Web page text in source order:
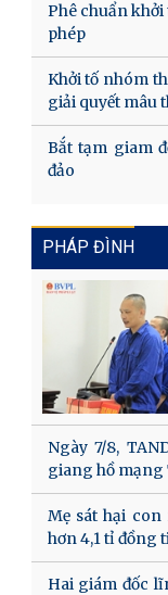
Phê chuẩn
phép
Khởi tố nhóm
giải quyết mâu
Bắt tạm giam
đảo
PHÁP ĐÌNH
Ngày 7/8,
giang hồ
Mẹ sát hại
hơn 4,1 tỉ đồng
Hai giám đốc